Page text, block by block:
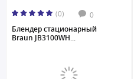
(0) 0
Блендер стационарный
Braun JB3100WH...